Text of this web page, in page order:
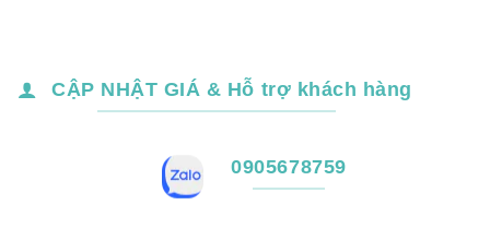
CẬP NHẬT GIÁ & Hỗ trợ khách hàng
0905678759